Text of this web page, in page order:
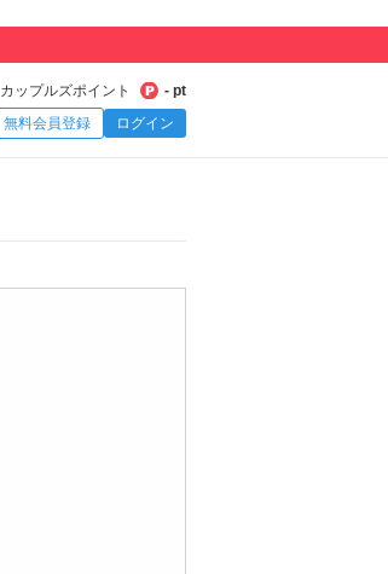
カップルズポイント
- pt
無料会員登録
ログイン